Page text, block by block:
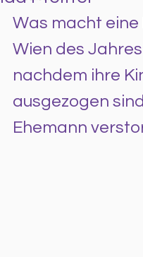
Was macht eine
Wien des Jahres
nachdem ihre
ausgezogen
Ehemann